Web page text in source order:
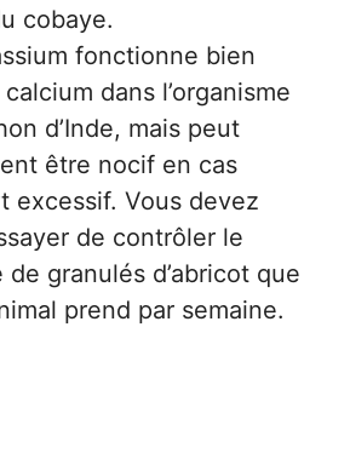
cobaye.
fonctionne bien
dans l’organisme
d’Inde, mais peut
être nocif en cas
excessif. Vous devez
de contrôler le
de granulés d’abricot que
prend par semaine.